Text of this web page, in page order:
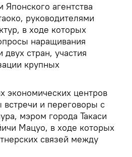
агентства
руководителями
в ходе которых
наращивания
стран, участия
крупных
экономических центров
и переговоры с
мэром города Такаси
Мацуо, в ходе которых
связей между